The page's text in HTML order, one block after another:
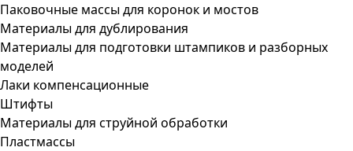
Паковочные массы для коронок и мостов
Материалы для дублирования
Материалы для подготовки штампиков и разборных
моделей
Лаки компенсационные
Штифты
Материалы для струйной обработки
Пластмассы